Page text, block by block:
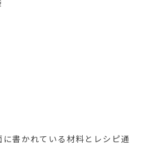
書かれている材料とレシピ通